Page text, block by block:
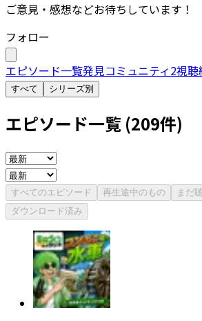
ご意見・感想などお待ちしています！
フォロー
エピソード一覧発見コミュニティ2視聴
すべて シリーズ別
エピソード一覧 (209件)
すべてのエピソード 再生途中のもの
まだ
ダウンロード済み